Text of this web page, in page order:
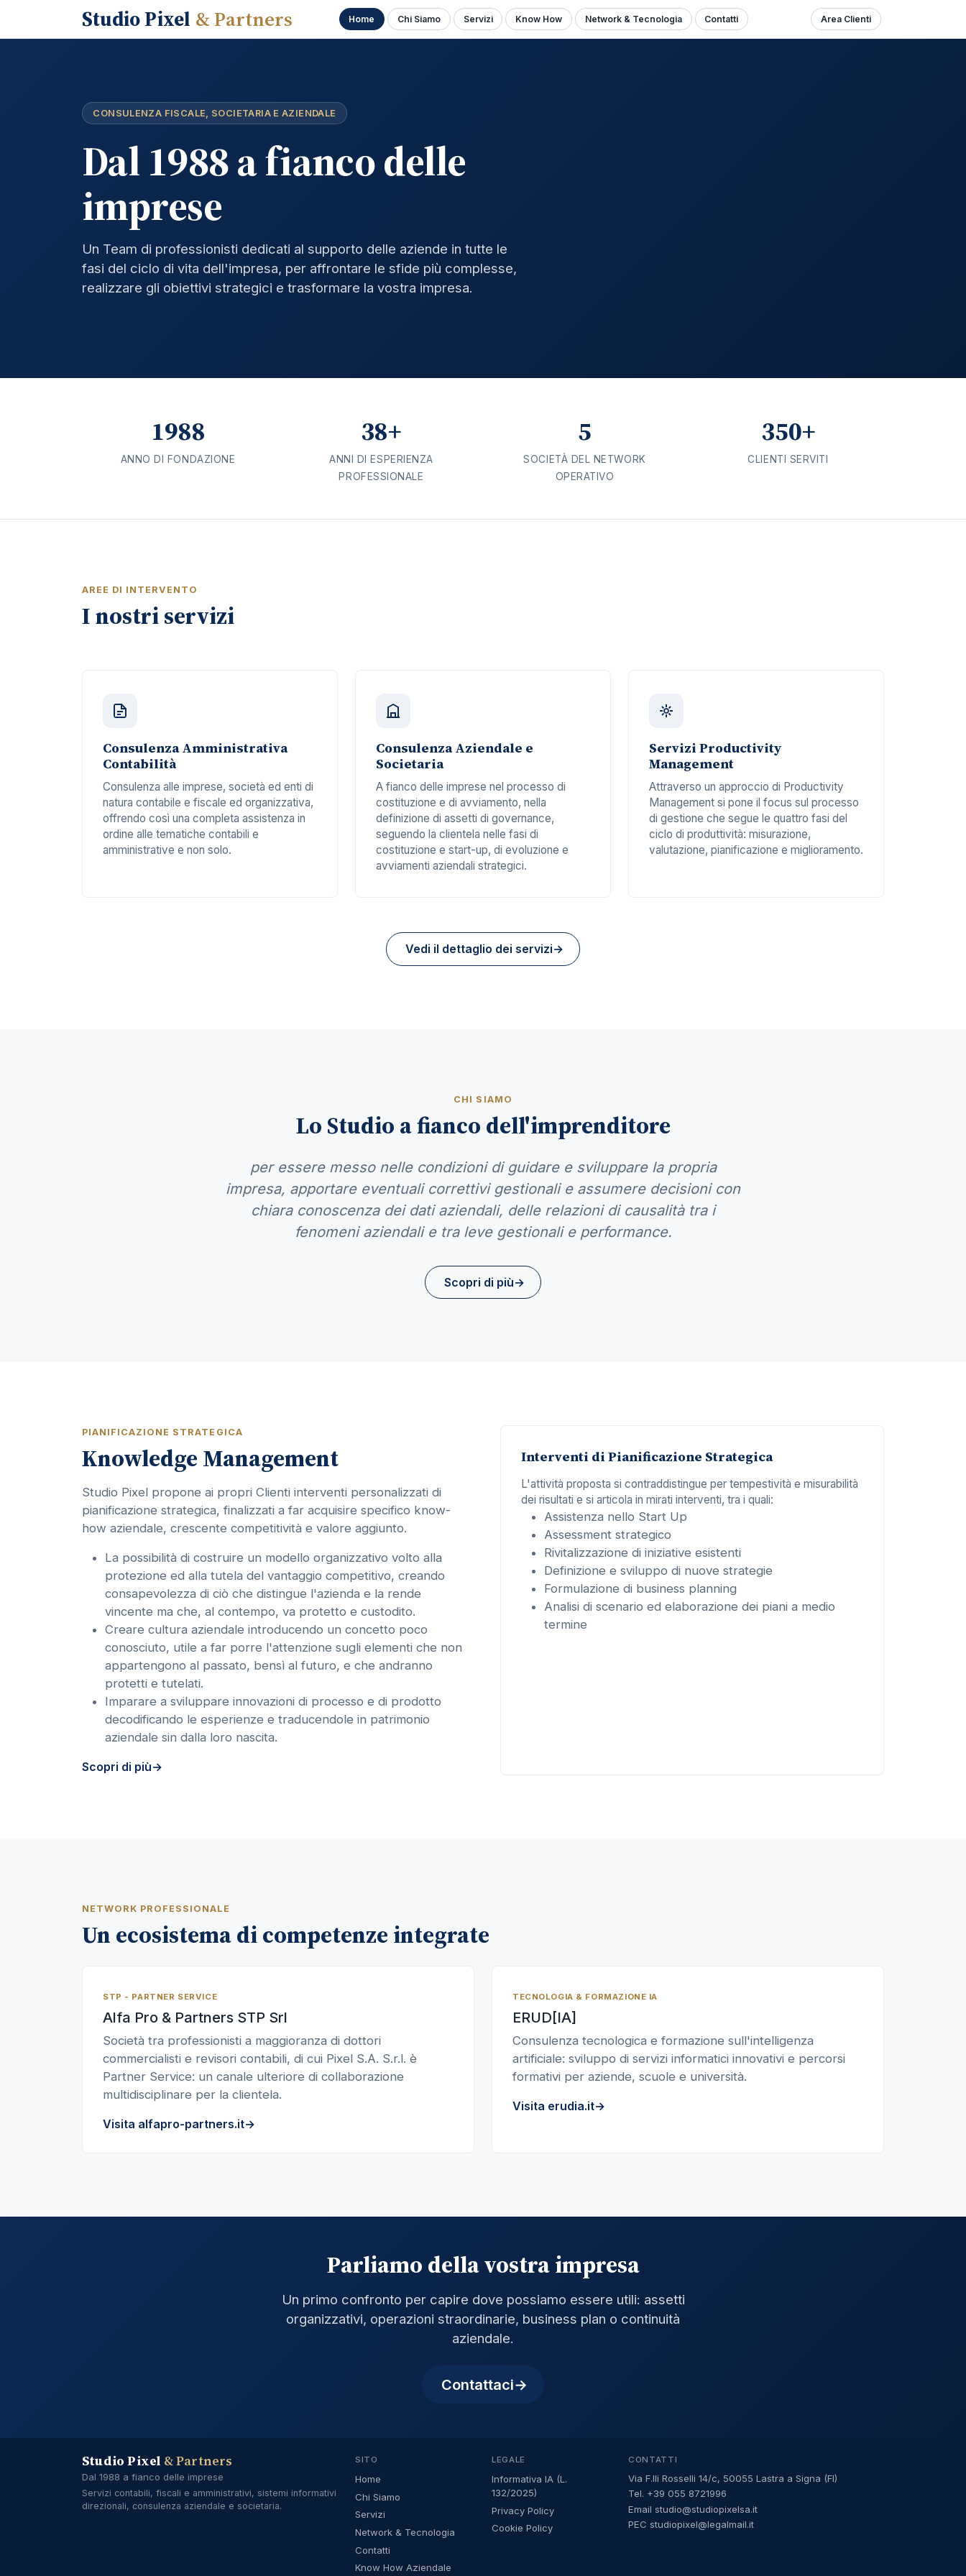
Vai al contenutoStudio Pixel & Partners Home Chi Siamo Servizi Know How Network & Tecnologia Contatti Area Clienti
CONSULENZA FISCALE, SOCIETARIA E AZIENDALE
Dal 1988 a fianco delle
imprese
Un Team di professionisti dedicati al supporto delle aziende in tutte le
fasi del ciclo di vita dell'impresa, per affrontare le sfide più complesse,
realizzare gli obiettivi strategici e trasformare la vostra impresa.
1988
ANNO DI FONDAZIONE
38+
ANNI DI ESPERIENZA
PROFESSIONALE
5
SOCIETÀ DEL NETWORK
OPERATIVO
350+
CLIENTI SERVITI
AREE DI INTERVENTO
I nostri servizi
Consulenza Amministrativa
Contabilità
Consulenza alle imprese, società ed enti di
natura contabile e fiscale ed organizzativa,
offrendo così una completa assistenza in
ordine alle tematiche contabili e
amministrative e non solo.
Consulenza Aziendale e
Societaria
A fianco delle imprese nel processo di
costituzione e di avviamento, nella
definizione di assetti di governance,
seguendo la clientela nelle fasi di
costituzione e start-up, di evoluzione e
avviamenti aziendali strategici.
Servizi Productivity
Management
Attraverso un approccio di Productivity
Management si pone il focus sul processo
di gestione che segue le quattro fasi del
ciclo di produttività: misurazione,
valutazione, pianificazione e miglioramento.
Vedi il dettaglio dei servizi
CHI SIAMO
Lo Studio a fianco dell'imprenditore
per essere messo nelle condizioni di guidare e sviluppare la propria
impresa, apportare eventuali correttivi gestionali e assumere decisioni con
chiara conoscenza dei dati aziendali, delle relazioni di causalità tra i
fenomeni aziendali e tra leve gestionali e performance.
Scopri di più
PIANIFICAZIONE STRATEGICA
Knowledge Management
Studio Pixel propone ai propri Clienti interventi personalizzati di
pianificazione strategica, finalizzati a far acquisire specifico know-
how aziendale, crescente competitività e valore aggiunto.
La possibilità di costruire un modello organizzativo volto alla
protezione ed alla tutela del vantaggio competitivo, creando
consapevolezza di ciò che distingue l'azienda e la rende
vincente ma che, al contempo, va protetto e custodito.
Creare cultura aziendale introducendo un concetto poco
conosciuto, utile a far porre l'attenzione sugli elementi che non
appartengono al passato, bensì al futuro, e che andranno
protetti e tutelati.
Imparare a sviluppare innovazioni di processo e di prodotto
decodificando le esperienze e traducendole in patrimonio
aziendale sin dalla loro nascita.
Scopri di più
Interventi di Pianificazione Strategica
L'attività proposta si contraddistingue per tempestività e misurabilità
dei risultati e si articola in mirati interventi, tra i quali:
Assistenza nello Start Up
Assessment strategico
Rivitalizzazione di iniziative esistenti
Definizione e sviluppo di nuove strategie
Formulazione di business planning
Analisi di scenario ed elaborazione dei piani a medio
termine
NETWORK PROFESSIONALE
Un ecosistema di competenze integrate
STP - PARTNER SERVICE
Alfa Pro & Partners STP Srl
Società tra professionisti a maggioranza di dottori
commercialisti e revisori contabili, di cui Pixel S.A. S.r.l. è
Partner Service: un canale ulteriore di collaborazione
multidisciplinare per la clientela.
Visita alfapro-partners.it
TECNOLOGIA & FORMAZIONE IA
ERUD[IA]
Consulenza tecnologica e formazione sull'intelligenza
artificiale: sviluppo di servizi informatici innovativi e percorsi
formativi per aziende, scuole e università.
Visita erudia.it
Parliamo della vostra impresa
Un primo confronto per capire dove possiamo essere utili: assetti
organizzativi, operazioni straordinarie, business plan o continuità
aziendale.
Contattaci
Studio Pixel & Partners
Dal 1988 a fianco delle imprese
Servizi contabili, fiscali e amministrativi, sistemi informativi
direzionali, consulenza aziendale e societaria.
SITO
Home
Chi Siamo
Servizi
Network & Tecnologia
Contatti
Know How Aziendale
LEGALE
Informativa IA (L.
132/2025)
Privacy Policy
Cookie Policy
CONTATTI
Via F.lli Rosselli 14/c, 50055 Lastra a Signa (FI)
Tel. +39 055 8721996
Email studio@studiopixelsa.it
PEC studiopixel@legalmail.it